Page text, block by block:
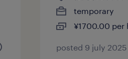
temporary
¥1700.00 per
posted 9 july 2025